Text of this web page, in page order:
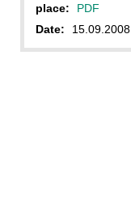
place:
PDF
Date:
15.09.2008